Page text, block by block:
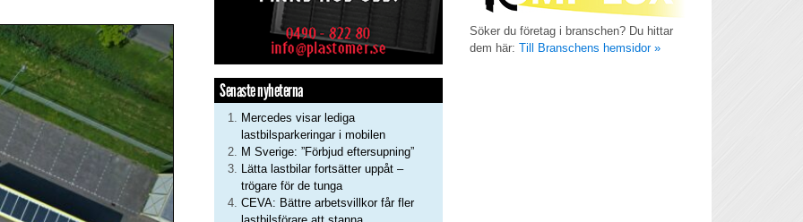
Senaste nyheterna
Mercedes visar lediga
lastbilsparkeringar i mobilen
M Sverige: ”Förbjud eftersupning”
Lätta lastbilar fortsätter uppåt –
trögare för de tunga
CEVA: Bättre arbetsvillkor får fler
Söker du företag i branschen? Du hittar
dem här: Till Branschens hemsidor »